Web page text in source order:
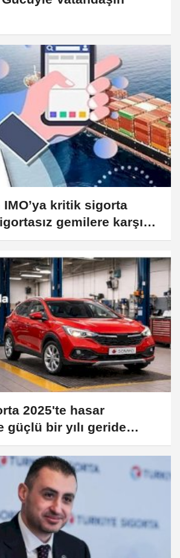
IMO’ya kritik sigorta
gemilere karşı
2025'te hasar
güçlü bir yılı geride